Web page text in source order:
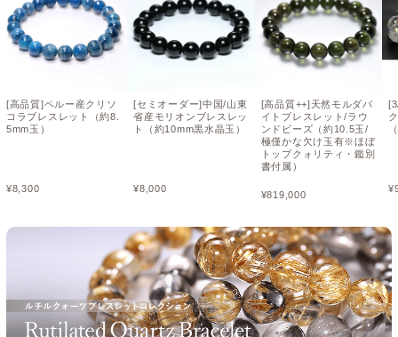
[高品質]ペルー産クリソ
コラブレスレット（約8.
5mm玉）
¥8,300
[セミオーダー]中国/山東
省産モリオンブレスレッ
ト（約10mm黒水晶玉）
¥8,000
[高品質++]天然モルダバ
イトブレスレット/ラウ
ンドビーズ（約10.5玉/
極僅かな欠け玉有※ほぼ
トップクォリティ・鑑別
書付属）
¥819,000
¥